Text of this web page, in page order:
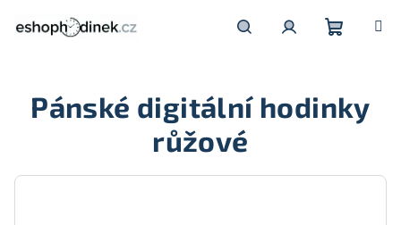
košík
Pánské digitální hodinky
růžové